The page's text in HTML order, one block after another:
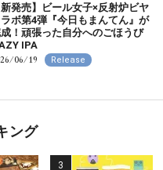
新発売】ビール女子×反射炉ビヤ
ラボ第4弾『今日もまんてん』が
！頑張った自分へのごほうび
IPA
06/19 Release
ング